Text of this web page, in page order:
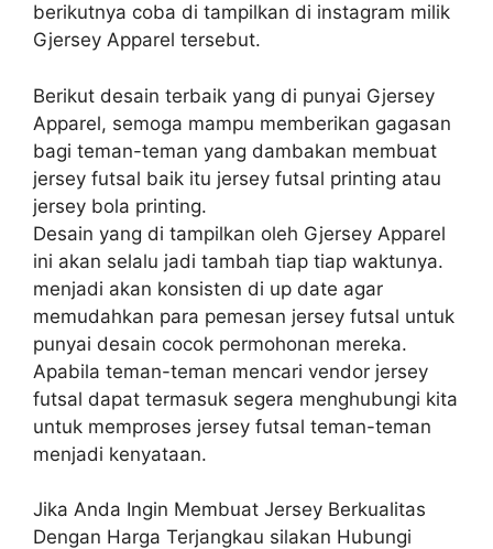
berikutnya coba di tampilkan di instagram milik
Gjersey Apparel tersebut.
Berikut desain terbaik yang di punyai Gjersey
Apparel, semoga mampu memberikan gagasan
bagi teman-teman yang dambakan membuat
jersey futsal baik itu jersey futsal printing atau
jersey bola printing.
Desain yang di tampilkan oleh Gjersey Apparel
ini akan selalu jadi tambah tiap tiap waktunya.
menjadi akan konsisten di up date agar
memudahkan para pemesan jersey futsal untuk
punyai desain cocok permohonan mereka.
Apabila teman-teman mencari vendor jersey
futsal dapat termasuk segera menghubungi kita
untuk memproses jersey futsal teman-teman
menjadi kenyataan.
Jika Anda Ingin Membuat Jersey Berkualitas
Dengan Harga Terjangkau silakan Hubungi